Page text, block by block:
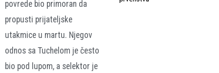
povrede bio primoran da
propusti prijateljske
utakmice u martu. Njegov
odnos sa Tuchelom je često
bio pod lupom, a selektor je